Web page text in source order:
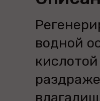
водной